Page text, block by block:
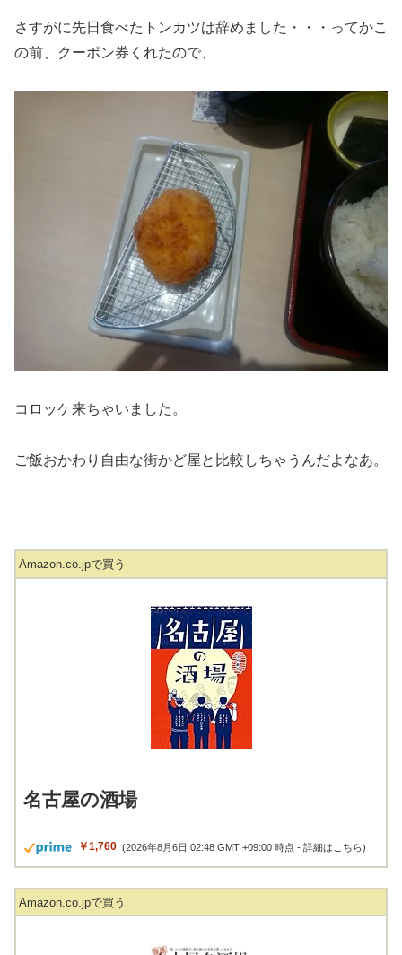
さすがに先日食べたトンカツは辞めました・・・ってかこ
の前、クーポン券くれたので、
コロッケ来ちゃいました。
ご飯おかわり自由な街かど屋と比較しちゃうんだよなあ。
Amazon.co.jpで買う
名古屋の酒場
￥1,760 (2026年8月6日 02:48 GMT +09:00 時点 -詳細はこちら)
Amazon.co.jpで買う